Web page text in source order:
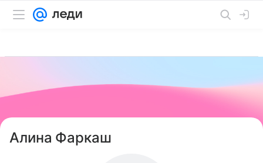
Алина Фаркаш